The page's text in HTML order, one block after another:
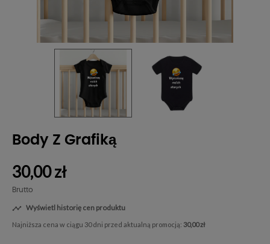
Body Z Grafiką
30,00 zł
Brutto
 Wyświetl historię cen produktu
Najniższa cena w ciągu 30 dni przed aktualną promocją: 30,00 zł